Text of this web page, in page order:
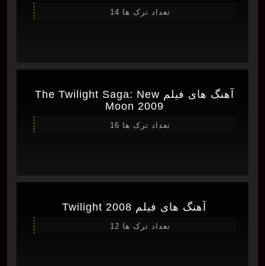
تعداد ترک ها 14
آهنگ های فیلم The Twilight Saga: New
Moon 2009
تعداد ترک ها 16
آهنگ های فیلم Twilight 2008
تعداد ترک ها 12